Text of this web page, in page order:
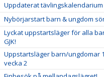
Uppdaterat tävlingskalendarium
Nybörjarstart barn & ungdom
Lyckat uppstartsläger för alla
GJK!
Uppstartsläger barn/ungdomar
vecka 2